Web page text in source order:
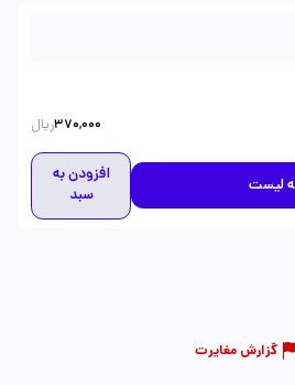
370,000ریال
افزودن به
سبد
گزارش مغایرت